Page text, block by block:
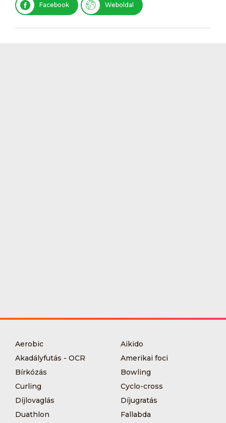
Facebook Weboldal
Aerobic
Aikido
Akadályfutás - OCR
Amerikai foci
Bírkózás
Bowling
Curling
Cyclo-cross
Díjlovaglás
Díjugratás
Duathlon
Fallabda